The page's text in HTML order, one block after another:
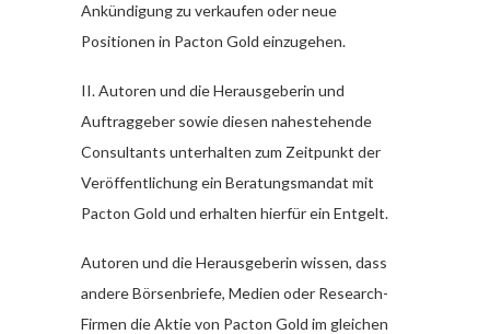
Ankündigung zu verkaufen oder neue
Positionen in Pacton Gold einzugehen.
II. Autoren und die Herausgeberin und
Auftraggeber sowie diesen nahestehende
Consultants unterhalten zum Zeitpunkt der
Veröffentlichung ein Beratungsmandat mit
Pacton Gold und erhalten hierfür ein Entgelt.
Autoren und die Herausgeberin wissen, dass
andere Börsenbriefe, Medien oder Research-
Firmen die Aktie von Pacton Gold im gleichen